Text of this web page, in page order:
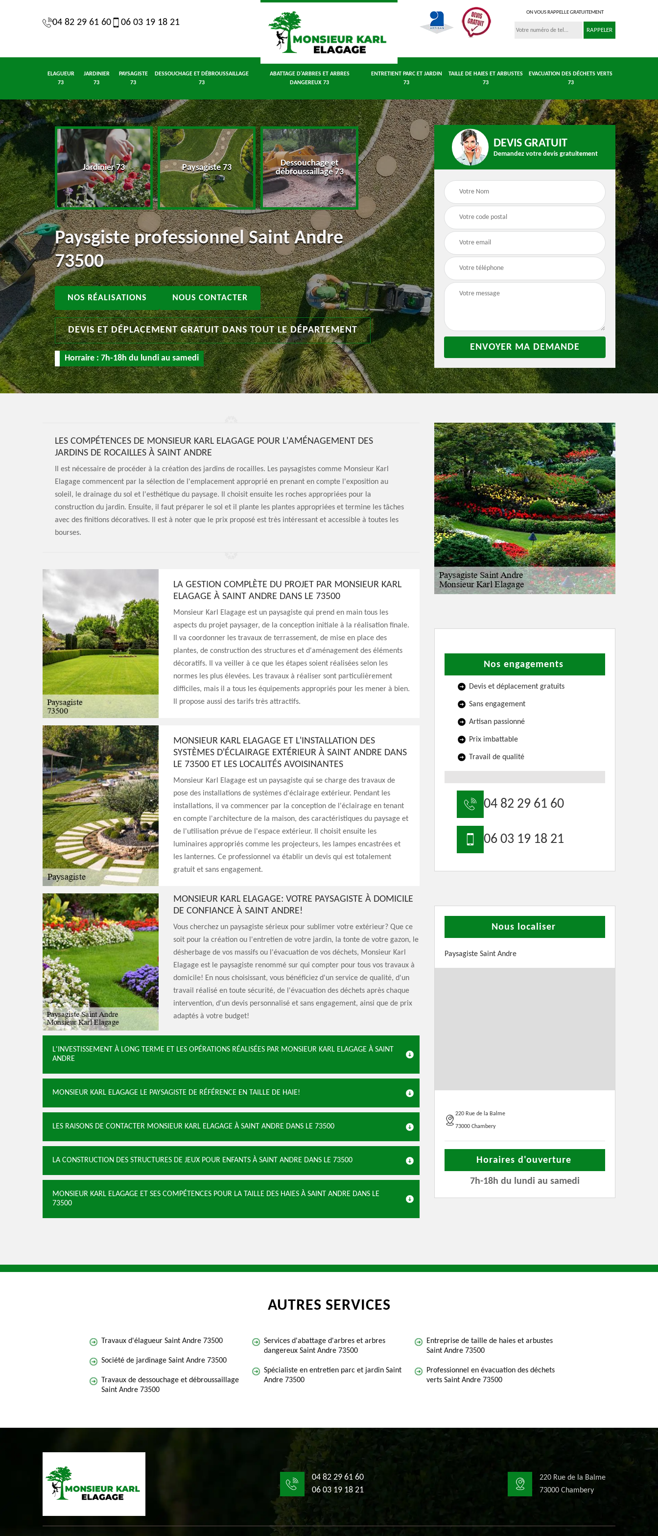
04 82 29 61 60 06 03 19 18 21
ON VOUS RAPPELLE GRATUITEMENT
ELAGUEUR
73
JARDINIER
73
PAYSAGISTE
73
DESSOUCHAGE ET DÉBROUSSAILLAGE
73
ABATTAGE D'ARBRES ET ARBRES
DANGEREUX 73
ENTRETIENT PARC ET JARDIN
73
TAILLE DE HAIES ET ARBUSTES
73
EVACUATION DES DÉCHETS VERTS
73
73 Jardinier 73 Paysagiste 73
Dessouchage et
débroussaillage 73
Abattage d'arbres et
arbres dangereux 73
Entretient parc et
jardin 73
Taille de haies et
arbustes 73
Paysgiste professionnel Saint Andre
73500
NOS RÉALISATIONS NOUS CONTACTER
DEVIS ET DÉPLACEMENT GRATUIT DANS TOUT LE DÉPARTEMENT
Horraire : 7h-18h du lundi au samedi
DEVIS GRATUIT
Demandez votre devis gratuitement
LES COMPÉTENCES DE MONSIEUR KARL ELAGAGE POUR L'AMÉNAGEMENT DES
JARDINS DE ROCAILLES À SAINT ANDRE
Il est nécessaire de procéder à la création des jardins de rocailles. Les paysagistes comme Monsieur Karl
Elagage commencent par la sélection de l'emplacement approprié en prenant en compte l'exposition au
soleil, le drainage du sol et l'esthétique du paysage. Il choisit ensuite les roches appropriées pour la
construction du jardin. Ensuite, il faut préparer le sol et il plante les plantes appropriées et termine les tâches
avec des finitions décoratives. Il est à noter que le prix proposé est très intéressant et accessible à toutes les
bourses.
LA GESTION COMPLÈTE DU PROJET PAR MONSIEUR KARL
ELAGAGE À SAINT ANDRE DANS LE 73500
Monsieur Karl Elagage est un paysagiste qui prend en main tous les
aspects du projet paysager, de la conception initiale à la réalisation finale.
Il va coordonner les travaux de terrassement, de mise en place des
plantes, de construction des structures et d'aménagement des éléments
décoratifs. Il va veiller à ce que les étapes soient réalisées selon les
normes les plus élevées. Les travaux à réaliser sont particulièrement
difficiles, mais il a tous les équipements appropriés pour les mener à bien.
Il propose aussi des tarifs très attractifs.
MONSIEUR KARL ELAGAGE ET L'INSTALLATION DES
SYSTÈMES D'ÉCLAIRAGE EXTÉRIEUR À SAINT ANDRE DANS
LE 73500 ET LES LOCALITÉS AVOISINANTES
Monsieur Karl Elagage est un paysagiste qui se charge des travaux de
pose des installations de systèmes d'éclairage extérieur. Pendant les
installations, il va commencer par la conception de l'éclairage en tenant
en compte l'architecture de la maison, des caractéristiques du paysage et
de l'utilisation prévue de l'espace extérieur. Il choisit ensuite les
luminaires appropriés comme les projecteurs, les lampes encastrées et
les lanternes. Ce professionnel va établir un devis qui est totalement
gratuit et sans engagement.
MONSIEUR KARL ELAGAGE: VOTRE PAYSAGISTE À DOMICILE
DE CONFIANCE À SAINT ANDRE!
Vous cherchez un paysagiste sérieux pour sublimer votre extérieur? Que ce
soit pour la création ou l'entretien de votre jardin, la tonte de votre gazon, le
désherbage de vos massifs ou l'évacuation de vos déchets, Monsieur Karl
Elagage est le paysagiste renommé sur qui compter pour tous vos travaux à
domicile! En nous choisissant, vous bénéficiez d'un service de qualité, d'un
travail réalisé en toute sécurité, de l'évacuation des déchets après chaque
intervention, d'un devis personnalisé et sans engagement, ainsi que de prix
adaptés à votre budget!
L'INVESTISSEMENT À LONG TERME ET LES OPÉRATIONS RÉALISÉES PAR MONSIEUR KARL ELAGAGE À SAINT
ANDRE
MONSIEUR KARL ELAGAGE LE PAYSAGISTE DE RÉFÉRENCE EN TAILLE DE HAIE!
LES RAISONS DE CONTACTER MONSIEUR KARL ELAGAGE À SAINT ANDRE DANS LE 73500
LA CONSTRUCTION DES STRUCTURES DE JEUX POUR ENFANTS À SAINT ANDRE DANS LE 73500
MONSIEUR KARL ELAGAGE ET SES COMPÉTENCES POUR LA TAILLE DES HAIES À SAINT ANDRE DANS LE
73500
Nos engagements
Devis et déplacement gratuits
Sans engagement
Artisan passionné
Prix imbattable
Travail de qualité
04 82 29 61 60
06 03 19 18 21
Nous localiser
Paysagiste Saint Andre
220 Rue de la Balme
73000 Chambery
Horaires d'ouverture
7h-18h du lundi au samedi
AUTRES SERVICES
Travaux d'élagueur Saint Andre 73500
Société de jardinage Saint Andre 73500
Travaux de dessouchage et débroussaillage
Saint Andre 73500
Services d'abattage d'arbres et arbres
dangereux Saint Andre 73500
Spécialiste en entretien parc et jardin Saint
Andre 73500
Entreprise de taille de haies et arbustes
Saint Andre 73500
Professionnel en évacuation des déchets
verts Saint Andre 73500
04 82 29 61 60
06 03 19 18 21
220 Rue de la Balme
73000 Chambery